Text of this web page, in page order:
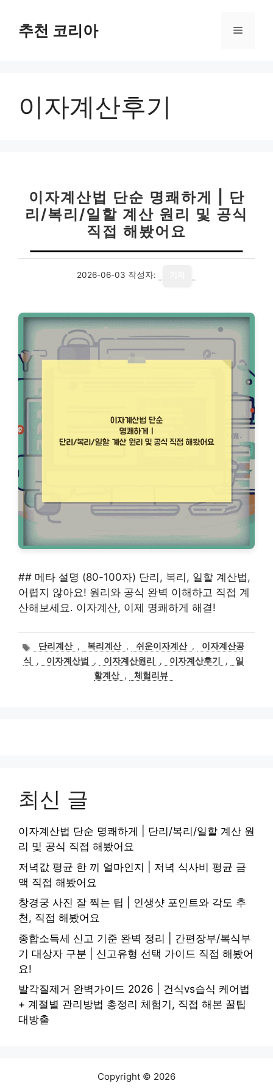
추천 코리아 메
이자계산후기
이자계산법 단순 명쾌하게 | 단
리/복리/일할 계산 원리 및 공식
직접 해봤어요
2026-06-03 작성자:
## 메타 설명 (80-100자) 단리, 복리, 일할 계산법,
어렵지 않아요! 원리와 공식 완벽 이해하고 직접 계
산해보세요. 이자계산, 이제 명쾌하게 해결!
태단리계산 , 복리계산 , 쉬운이자계산 ,
이자계산공
식
, 이자계산법 , 이자계산원리 , 이자계산후기 ,
일
할계산 , 체험리뷰
최신 글
이자계산법 단순 명쾌하게 | 단리/복리/일할 계산 원
리 및 공식 직접 해봤어요
저녁값 평균 한 끼 얼마인지 | 저녁 식사비 평균 금
액 직접 해봤어요
창경궁 사진 잘 찍는 팁 | 인생샷 포인트와 각도 추
천, 직접 해봤어요
종합소득세 신고 기준 완벽 정리 | 간편장부/복식부
기 대상자 구분 | 신고유형 선택 가이드 직접 해봤어
요!
발각질제거 완벽가이드 2026 | 건식vs습식 케어법
+ 계절별 관리방법 총정리 체험기, 직접 해본 꿀팁
대방출
Copyright © 2026